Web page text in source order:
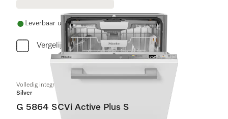
Leverbaar uit voorraad met gratis levering
Vergelijken
Volledig integreerbare vaatwassers
Silver
G 5864 SCVi Active Plus S